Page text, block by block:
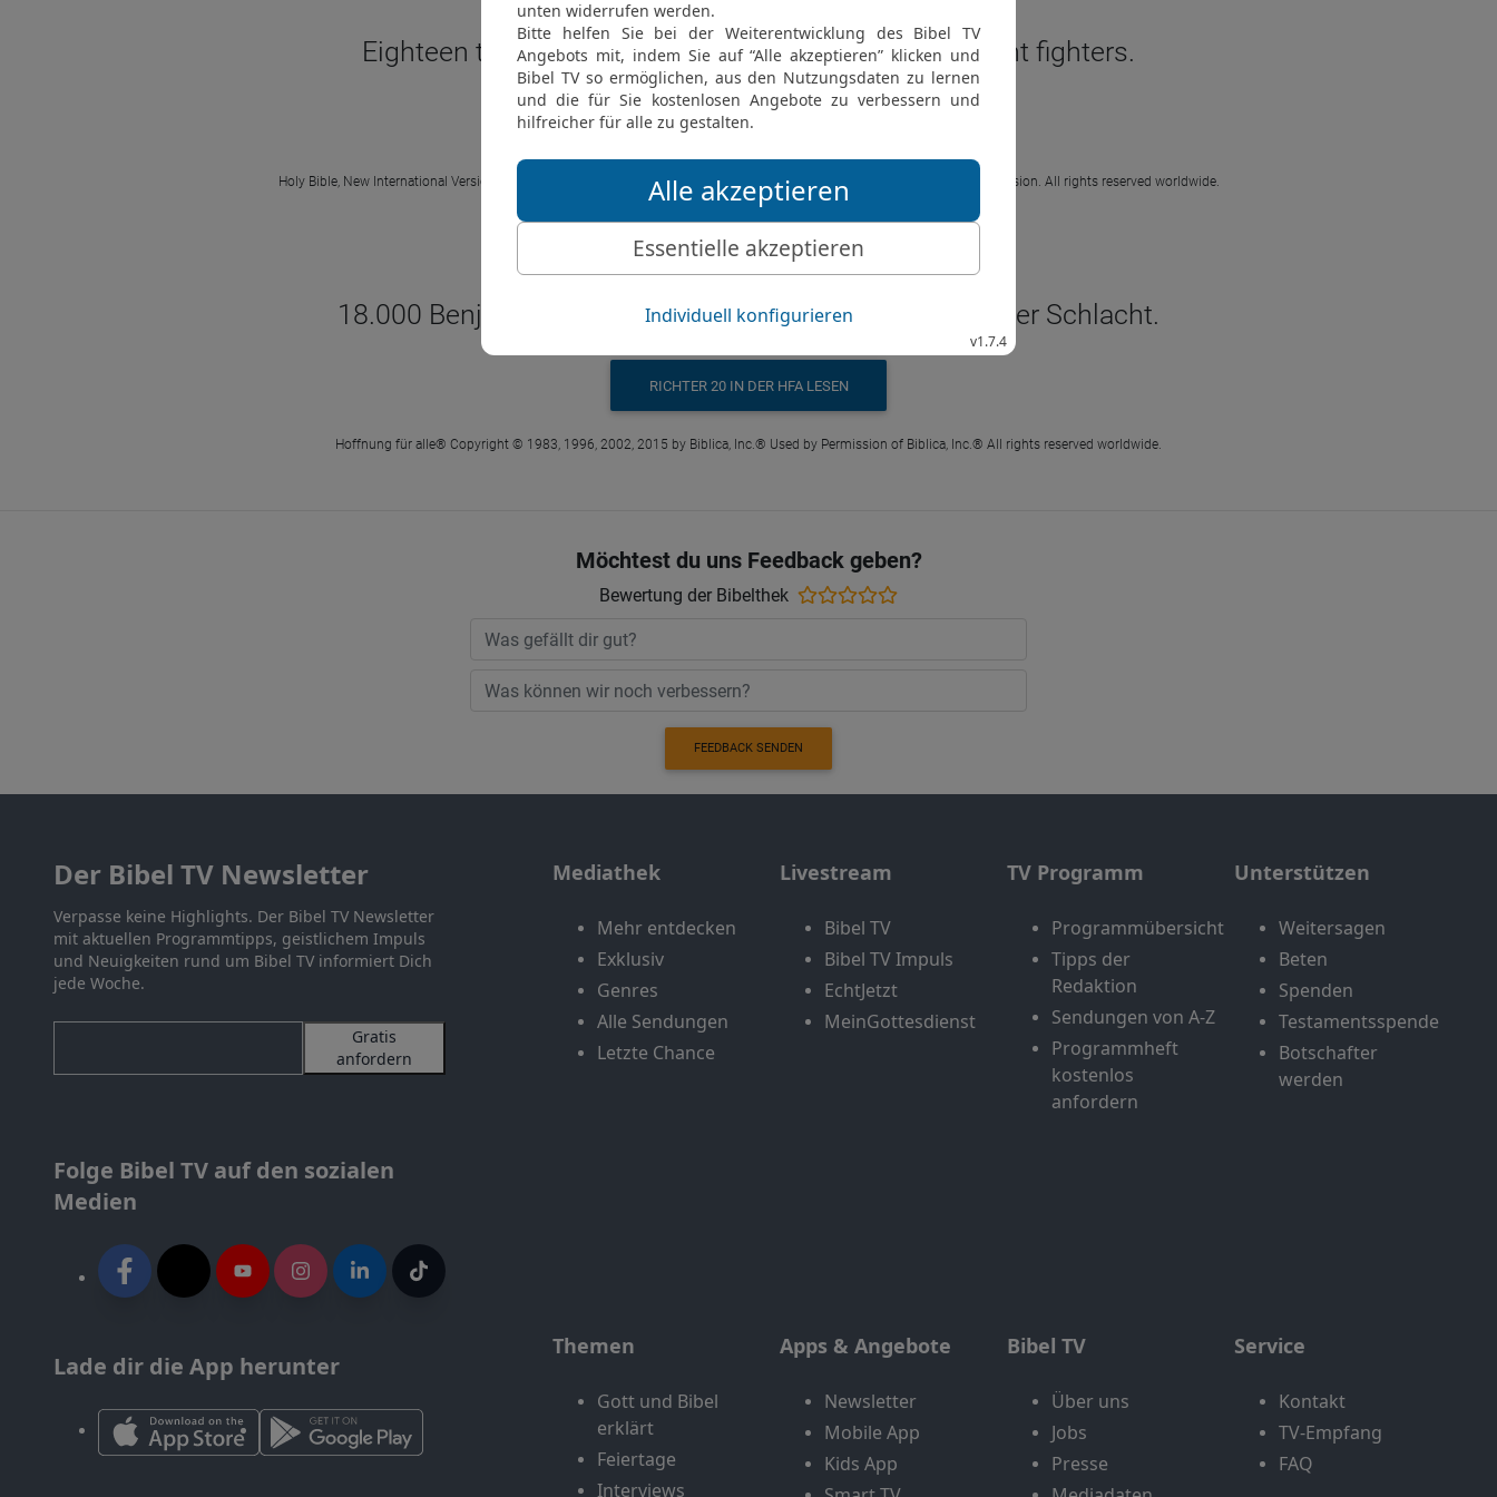
Ri 20 44 in der New International Version
Eighteen thousand Benjaminites fell, all of them valiant fighters.
RICHTER 20 IN DER NIV LESEN
Holy Bible, New International Version ® (Anglicised), NIV TM Copyright © 1979, 1984, 2011 by Biblica, Inc. Used with permission. All rights reserved worldwide.
Ri 20 44 in der Hoffnung für Alle
18.000 Benjaminiter, alles erfahrene Soldaten, fielen in der Schlacht.
RICHTER 20 IN DER HFA LESEN
Hoffnung für alle® Copyright © 1983, 1996, 2002, 2015 by Biblica, Inc.® Used by Permission of Biblica, Inc.® All rights reserved worldwide.
Möchtest du uns Feedback geben?
Bewertung der Bibelthek
FEEDBACK SENDEN
Der Bibel TV Newsletter
Verpasse keine Highlights. Der Bibel TV Newsletter
mit aktuellen Programmtipps, geistlichem Impuls
und Neuigkeiten rund um Bibel TV informiert Dich
jede Woche.
Gratis
anfordern
Folge Bibel TV auf den sozialen
Medien
Lade dir die App herunter
Mediathek
Mehr entdecken
Exklusiv
Genres
Alle Sendungen
Letzte Chance
Livestream
Bibel TV
Bibel TV Impuls
EchtJetzt
MeinGottesdienst
TV Programm
Programmübersicht
Tipps der
Redaktion
Sendungen von A-Z
Programmheft
kostenlos
anfordern
Unterstützen
Weitersagen
Beten
Spenden
Testamentsspende
Botschafter
werden
Themen
Gott und Bibel
erklärt
Feiertage
Interviews
Apps & Angebote
Newsletter
Mobile App
Kids App
Bibel TV
Über uns
Jobs
Presse
Service
Kontakt
TV-Empfang
FAQ